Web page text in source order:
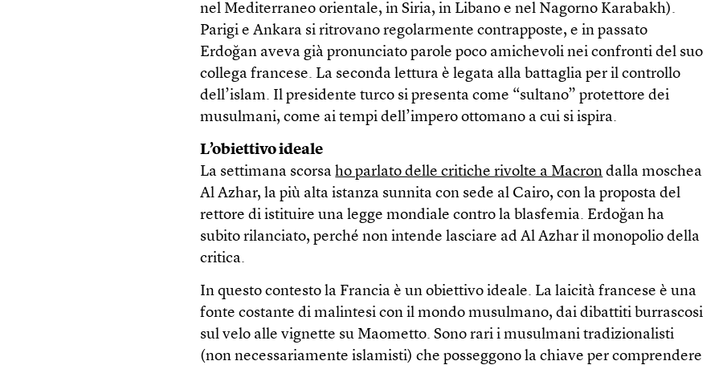
nel Mediterraneo orientale, in Siria, in Libano e nel Nagorno Karabakh).
Parigi e Ankara si ritrovano regolarmente contrapposte, e in passato
Erdoğan aveva già pronunciato parole poco amichevoli nei confronti del suo
collega francese. La seconda lettura è legata alla battaglia per il controllo
dell’islam. Il presidente turco si presenta come “sultano” protettore dei
musulmani, come ai tempi dell’impero ottomano a cui si ispira.
L’obiettivo ideale
La settimana scorsaho parlato delle critiche rivolte a Macron dalla moschea
Al Azhar, la più alta istanza sunnita con sede al Cairo, con la proposta del
rettore di istituire una legge mondiale contro la blasfemia. Erdoğan ha
subito rilanciato, perché non intende lasciare ad Al Azhar il monopolio della
critica.
In questo contesto la Francia è un obiettivo ideale. La laicità francese è una
fonte costante di malintesi con il mondo musulmano, dai dibattiti burrascosi
sul velo alle vignette su Maometto. Sono rari i musulmani tradizionalisti
(non necessariamente islamisti) che posseggono la chiave per comprendere